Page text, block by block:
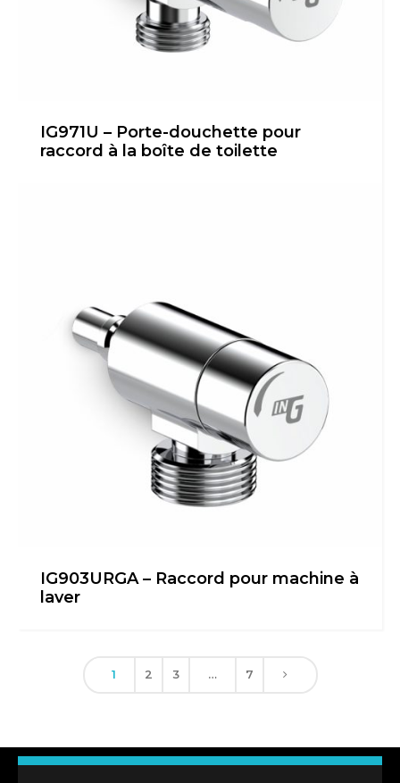
IG971U – Porte-douchette pour
raccord à la boîte de toilette
IG903URGA – Raccord pour machine à
laver
1 2 3 … 7